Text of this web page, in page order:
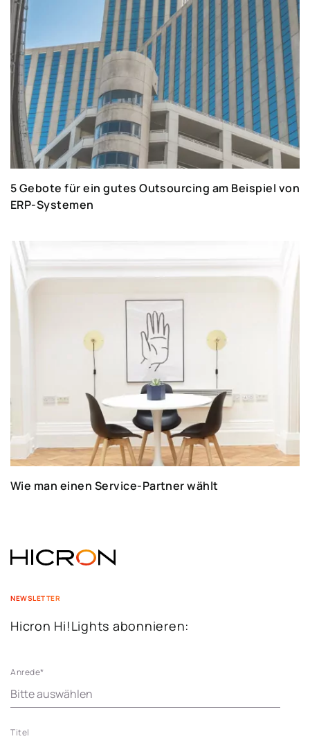
5 Gebote für ein gutes Outsourcing am Beispiel von
ERP-Systemen
Wie man einen Service-Partner wählt
NEWSLETTER
Hicron Hi!Lights abonnieren:
Anrede*
Titel